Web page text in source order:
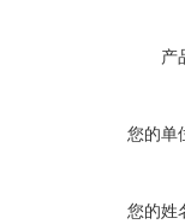
产
您的单
您的姓